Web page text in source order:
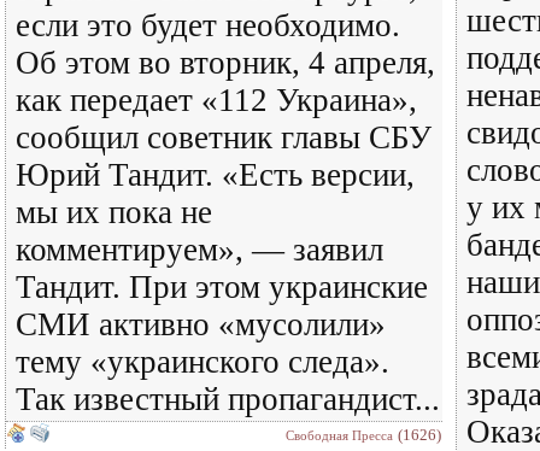
если это будет необходимо.
Об этом во вторник, 4 апреля,
как передает «112 Украина»,
сообщил советник главы СБУ
Юрий Тандит. «Есть версии,
мы их пока не
комментируем», — заявил
Тандит. При этом украинские
СМИ активно «мусолили»
тему «украинского следа».
Так известный пропагандист...
Свободная Пресса (1626)
у их
наши